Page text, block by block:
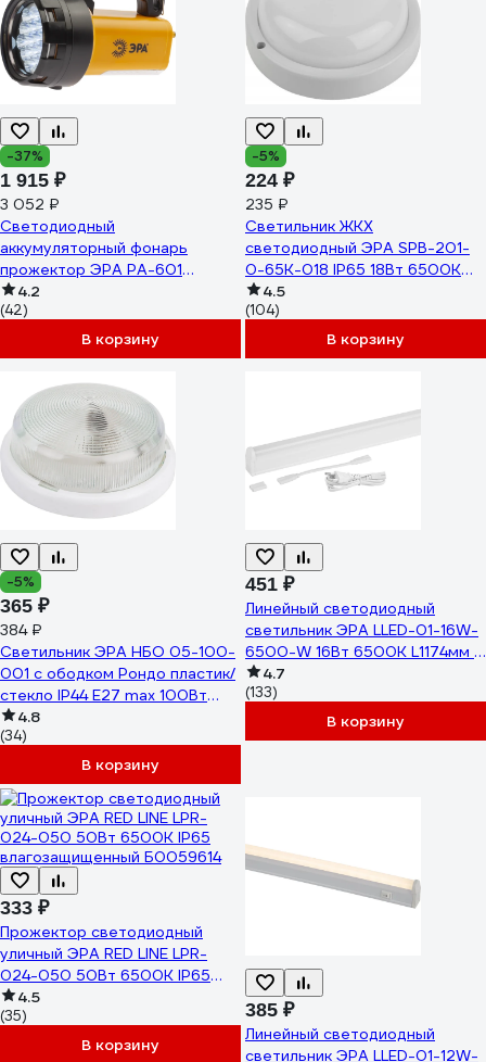
-37%
1 915 ₽
3 052 ₽
Светодиодный
аккумуляторный фонарь
прожектор ЭРА PA-601
АЛЬФА ручной мощный яркий
Б0031036
4.2
(42)
В корзину
-5%
224 ₽
235 ₽
Светильник ЖКХ
светодиодный ЭРА SPB-201-
0-65K-018 IP65 18Вт 6500К
D185 круглый Б0054580
4.5
(104)
В корзину
-5%
365 ₽
384 ₽
Светильник ЭРА НБО 05-100-
001 с ободком Рондо пластик/
стекло IP44 E27 max 100Вт
круглый белый Б0053071
4.8
(34)
В корзину
451 ₽
Линейный светодиодный
светильник ЭРА LLED-01-16W-
6500-W 16Вт 6500K L1174мм с
выключателем Б0019782
4.7
(133)
В корзину
333 ₽
Прожектор светодиодный
уличный ЭРА RED LINE LPR-
024-050 50Вт 6500K IP65
влагозащищенный Б0059614
4.5
(35)
В корзину
385 ₽
Линейный светодиодный
светильник ЭРА LLED-01-12W-